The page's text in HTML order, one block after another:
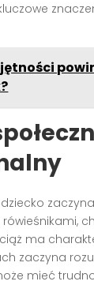
dziecko
ma
zaczyna
mieć